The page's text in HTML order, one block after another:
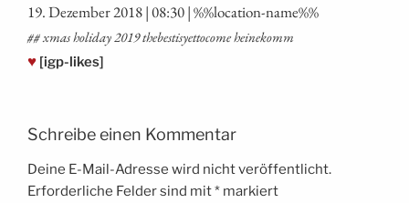
19. Dezem­ber 2018 | 08:30 | %%loca­ti­on-name%%
## xmas holi­day 2019 the­besti­sy­et­to­co­me heinekomm
♥ [igp-likes]
Schreibe einen Kommentar
Deine E-Mail-Adresse wird nicht veröffentlicht.
Erforderliche Felder sind mit* markiert